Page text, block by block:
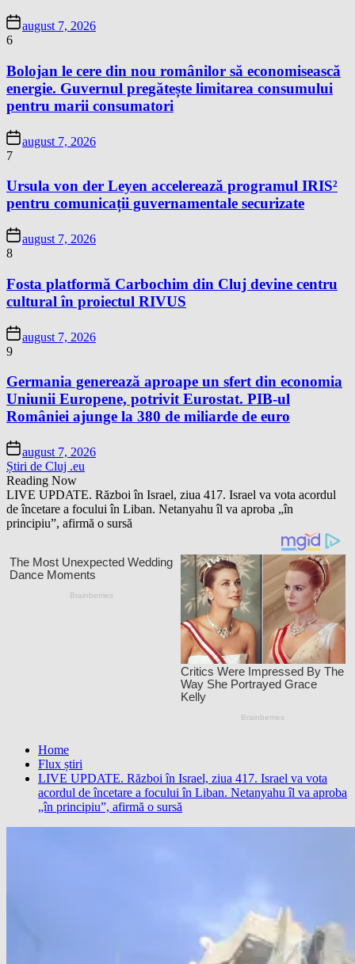
august 7, 2026
6
Bolojan le cere din nou românilor să economisească
energie. Guvernul pregătește limitarea consumului
pentru marii consumatori
august 7, 2026
7
Ursula von der Leyen accelerează programul IRIS²
pentru comunicații guvernamentale securizate
august 7, 2026
8
Fosta platformă Carbochim din Cluj devine centru
cultural în proiectul RIVUS
august 7, 2026
9
Germania generează aproape un sfert din economia
Uniunii Europene, potrivit Eurostat. PIB-ul
României ajunge la 380 de miliarde de euro
august 7, 2026
Știri de Cluj .eu
Reading Now
LIVE UPDATE. Război în Israel, ziua 417. Israel va vota acordul
de încetare a focului în Liban. Netanyahu îl va aproba „în
principiu”, afirmă o sursă
Home
Flux știri
LIVE UPDATE. Război în Israel, ziua 417. Israel va vota
acordul de încetare a focului în Liban. Netanyahu îl va aproba
„în principiu”, afirmă o sursă